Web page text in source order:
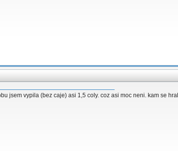
jsem vypila (bez caje) asi 1,5 coly. coz asi moc neni. kam se